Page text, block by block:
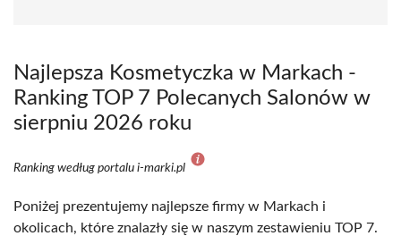
Najlepsza Kosmetyczka w Markach -
Ranking TOP 7 Polecanych Salonów w
sierpniu 2026 roku
Ranking według portalu i-marki.pl
Poniżej prezentujemy najlepsze firmy w Markach i
okolicach, które znalazły się w naszym zestawieniu TOP 7.